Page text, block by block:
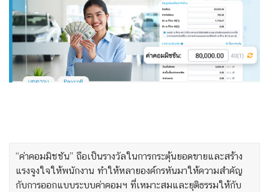
“ค่าคอมมิชชัน” ถือเป็นรางวัลในการกระตุ้นยอดขายและสร้าง
แรงจูงใจให้พนักงาน ทำให้หลายองค์กรหันมาให้ความสำคัญ
กับการออกแบบระบบค่าคอมฯ ที่เหมาะสมและยุติธรรมให้กับ